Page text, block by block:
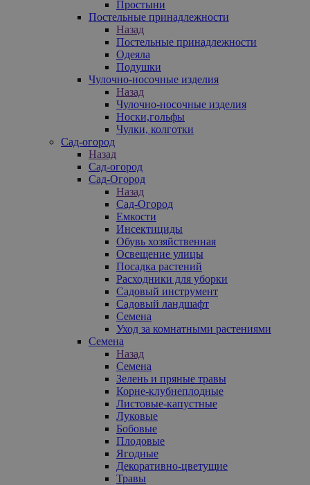
Простыни
Постельные принадлежности
Назад
Постельные принадлежности
Одеяла
Подушки
Чулочно-носочные изделия
Назад
Чулочно-носочные изделия
Носки,гольфы
Чулки, колготки
Сад-огород
Назад
Сад-огород
Сад-Огород
Назад
Сад-Огород
Емкости
Инсектициды
Обувь хозяйственная
Освещение улицы
Посадка растений
Расходники для уборки
Садовый инструмент
Садовый ландшафт
Семена
Уход за комнатными растениями
Семена
Назад
Семена
Зелень и пряные травы
Корне-клубнеплодные
Листовые-капустные
Луковые
Бобовые
Плодовые
Ягодные
Декоративно-цветущие
Травы